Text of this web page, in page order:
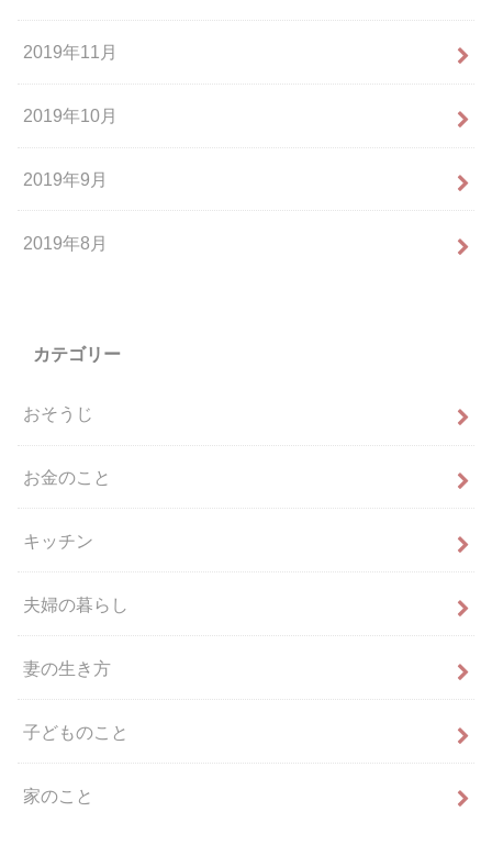
2019年11月
2019年10月
2019年9月
2019年8月
カテゴリー
おそうじ
お金のこと
キッチン
夫婦の暮らし
妻の生き方
子どものこと
家のこと